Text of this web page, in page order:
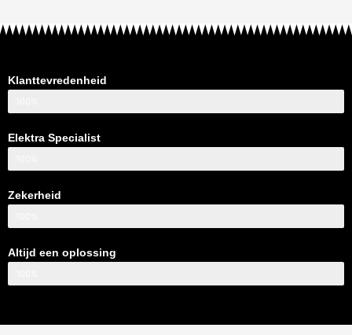
Klanttevredenheid
Elektra Specialist
Zekerheid
Altijd een oplossing